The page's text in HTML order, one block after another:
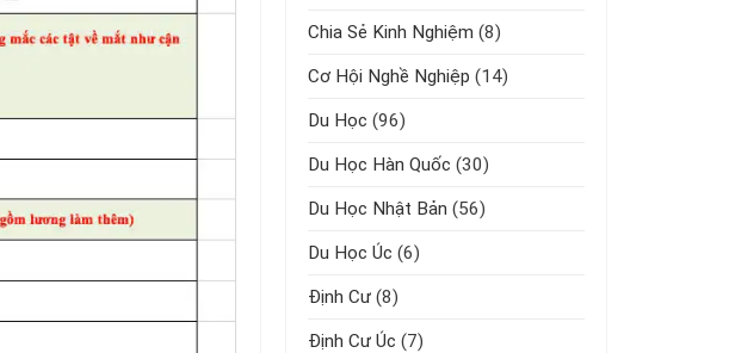
Chia Sẻ Kinh Nghiệm (8)
Cơ Hội Nghề Nghiệp (14)
Du Học (96)
Du Học Hàn Quốc (30)
Du Học Nhật Bản (56)
Du Học Úc (6)
Định Cư (8)
Định Cư Úc (7)